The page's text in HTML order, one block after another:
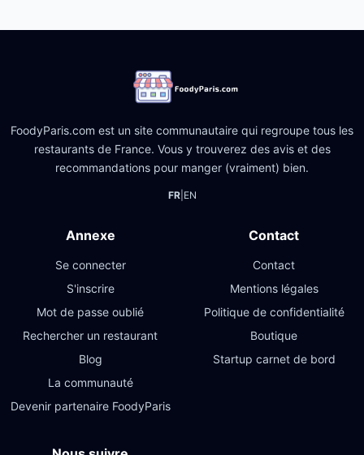
FoodyParis.com est un site communautaire qui regroupe tous les
restaurants de France. Vous y trouverez des avis et des
recommandations pour manger (vraiment) bien.
FR| EN
Annexe
Se connecter
S'inscrire
Mot de passe oublié
Rechercher un restaurant
Blog
La communauté
Devenir partenaire FoodyParis
Contact
Contact
Mentions légales
Politique de confidentialité
Boutique
Startup carnet de bord